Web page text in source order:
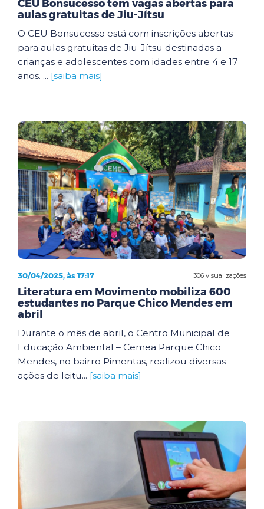
CEU Bonsucesso tem vagas abertas para
aulas gratuitas de Jiu-Jítsu
O CEU Bonsucesso está com inscrições abertas
para aulas gratuitas de Jiu-Jítsu destinadas a
crianças e adolescentes com idades entre 4 e 17
anos. ... [saiba mais]
306 visualizações
30/04/2025, às 17:17
Literatura em Movimento mobiliza 600
estudantes no Parque Chico Mendes em
abril
Durante o mês de abril, o Centro Municipal de
Educação Ambiental – Cemea Parque Chico
Mendes, no bairro Pimentas, realizou diversas
ações de leitu... [saiba mais]